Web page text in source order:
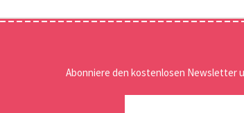
Abonniere den kostenlosen Newsletter